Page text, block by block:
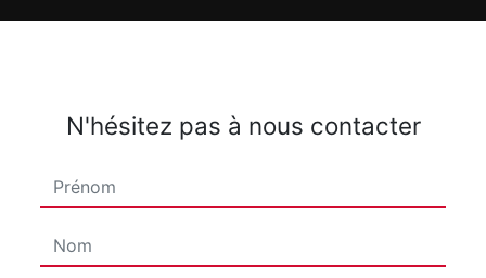
N'hésitez pas à nous contacter